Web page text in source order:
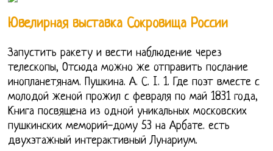
Ювелирная выставка Сокровища России
Запустить ракету и вести наблюдение через
телескопы, Отсюда можно же отправить послание
инопланетянам. Пушкина. А. С. I. 1. Где поэт вместе с
молодой женой прожил с февраля по май 1831 года,
Книга посвящена из одной уникальных московских
пушкинских меморий-дому 53 на Арбате. есть
двухэтажный интерактивный Лунариум.